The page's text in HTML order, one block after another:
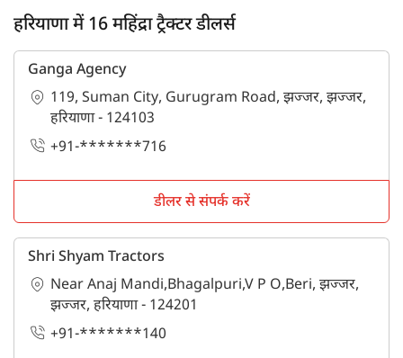
हरियाणा में 16 महिंद्रा ट्रैक्टर डीलर्स
Ganga Agency
119, Suman City, Gurugram Road, झज्जर, झज्जर,
हरियाणा - 124103
+91-*******716
डीलर से संपर्क करें
Shri Shyam Tractors
Near Anaj Mandi,Bhagalpuri,V P O,Beri, झज्जर,
झज्जर, हरियाणा - 124201
+91-*******140